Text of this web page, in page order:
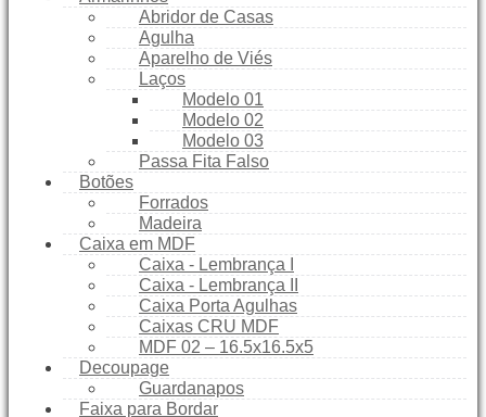
Abridor de Casas
Agulha
Aparelho de Viés
Laços
Modelo 01
Modelo 02
Modelo 03
Passa Fita Falso
Botões
Forrados
Madeira
Caixa em MDF
Caixa - Lembrança I
Caixa - Lembrança II
Caixa Porta Agulhas
Caixas CRU MDF
MDF 02 – 16.5x16.5x5
Decoupage
Guardanapos
Faixa para Bordar